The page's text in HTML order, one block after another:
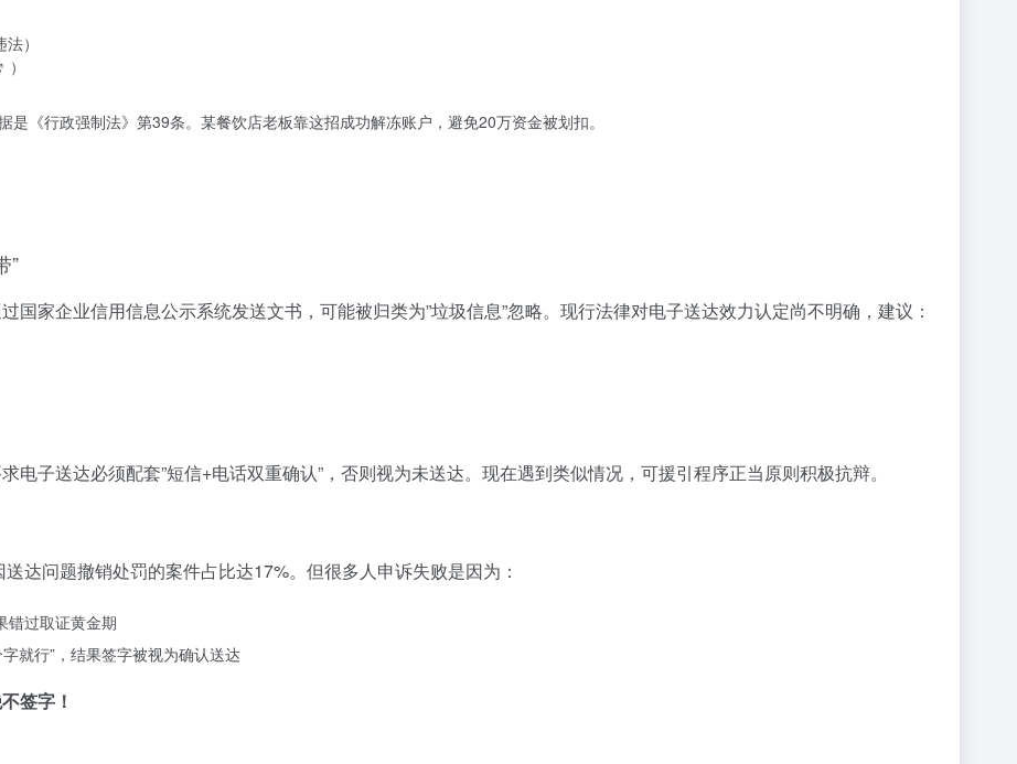
）
）
《行政强制法》第39条。某餐饮店老板靠这招成功解冻账户，避免20万资金被划扣。
”
国家企业信用信息公示系统发送文书，可能被归类为”垃圾信息”忽略。现行法律对电子送达效力认定尚不明确，建议：
电子送达必须配套”短信+电话双重确认”，否则视为未送达。现在遇到类似情况，可援引程序正当原则积极抗辩。
达问题撤销处罚的案件占比达17%。但很多人申诉失败是因为：
错过取证黄金期
就行”，结果签字被视为确认送达
签字！